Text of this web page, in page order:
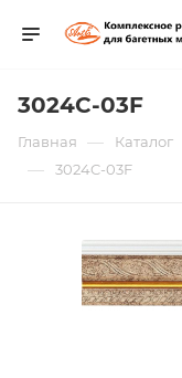
3024C-03F
Главная — Каталог
— 3024C-03F